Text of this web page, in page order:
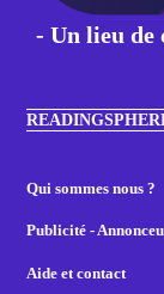
- Un lieu de
Qui sommes nous ?
Publicité -
Aide et contact